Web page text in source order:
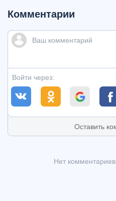
Комментарии
Войти через:
Оставить
Нет